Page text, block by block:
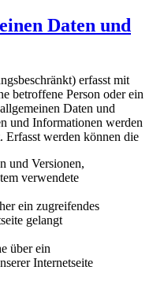
Daten und
erfasst mit
betroffene Person oder ein
Daten und
und Informationen werden
Erfasst werden können die
und Versionen,
verwendete
ein zugreifendes
gelangt
über ein
Internetseite